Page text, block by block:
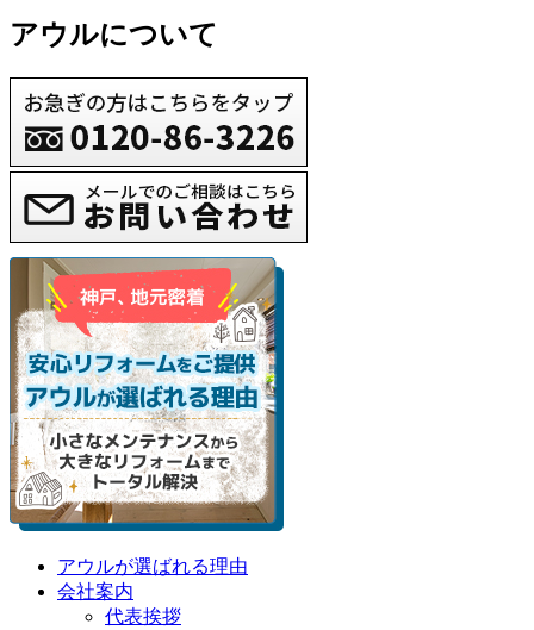
アウルについて
アウルが選ばれる理由
会社案内
代表挨拶